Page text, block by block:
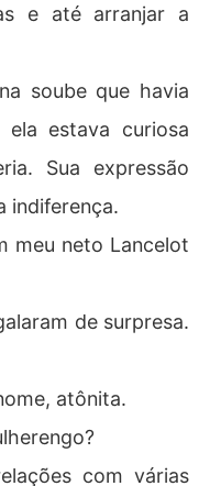
e até arranjar a
soube que havia
estava curiosa
Sua expressão
indiferença.
meu neto Lancelot
de surpresa.
atônita.
com várias